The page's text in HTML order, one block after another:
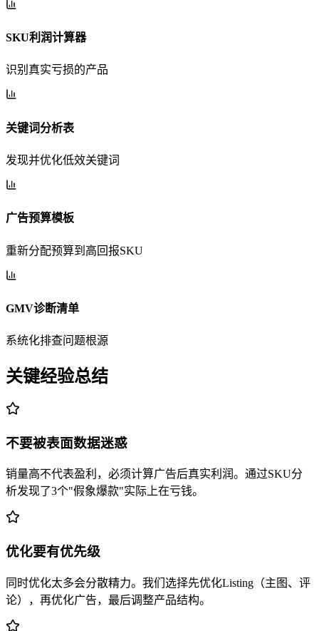
SKU利润计算器
识别真实亏损的产品
关键词分析表
发现并优化低效关键词
广告预算模板
重新分配预算到高回报SKU
GMV诊断清单
系统化排查问题根源
关键经验总结
不要被表面数据迷惑
销量高不代表盈利，必须计算广告后真实利润。通过SKU分
析发现了3个"假象爆款"实际上在亏钱。
优化要有优先级
同时优化太多会分散精力。我们选择先优化Listing（主图、评
论），再优化广告，最后调整产品结构。